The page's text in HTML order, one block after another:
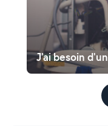
J'ai besoin